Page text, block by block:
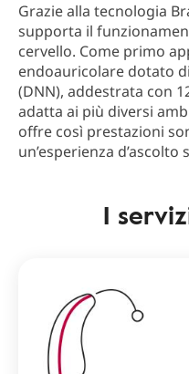
Grazie alla tecnologia
supporta il
cervello. Come primo
endoauricolare dotato
(DNN), addestrata con
adatta ai più diversi
offre così prestazioni
un’esperienza d’ascolto
I